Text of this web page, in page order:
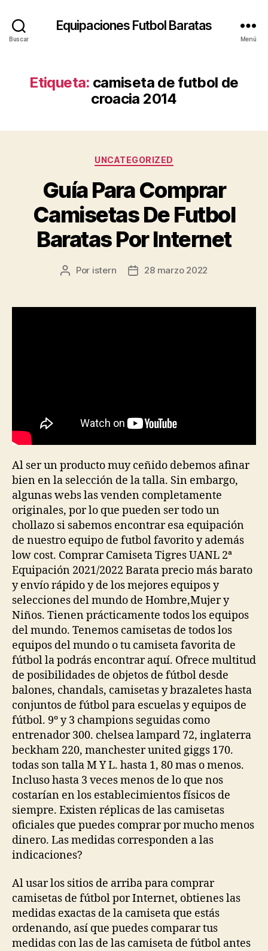
Buscar
Equipaciones Futbol Baratas
Menú
Etiqueta: camiseta de futbol de
croacia 2014
Categorías
UNCATEGORIZED
Guía Para Comprar
Camisetas De Futbol
Baratas Por Internet
Autor
entrada
Por istern
Fecha
entrada
28 marzo 2022
Al ser un producto muy ceñido debemos afinar
bien en la selección de la talla. Sin embargo,
algunas webs las venden completamente
originales, por lo que pueden ser todo un
chollazo si sabemos encontrar esa equipación
de nuestro equipo de futbol favorito y además
low cost. Comprar Camiseta Tigres UANL 2ª
Equipación 2021/2022 Barata precio más barato
y envío rápido y de los mejores equipos y
selecciones del mundo de Hombre,Mujer y
Niños. Tienen prácticamente todos los equipos
del mundo. Tenemos camisetas de todos los
equipos del mundo o tu camiseta favorita de
fútbol la podrás encontrar aquí. Ofrece multitud
de posibilidades de objetos de fútbol desde
balones, chandals, camisetas y brazaletes hasta
conjuntos de fútbol para escuelas y equipos de
fútbol. 9º y 3 champions seguidas como
entrenador 300. chelsea lampard 72, inglaterra
beckham 220, manchester united giggs 170.
todas son talla M Y L. hasta 1, 80 mas o menos.
Incluso hasta 3 veces menos de lo que nos
costarían en los establecimientos físicos de
siempre. Existen réplicas de las camisetas
oficiales que puedes comprar por mucho menos
dinero. Las medidas corresponden a las
indicaciones?
Al usar los sitios de arriba para comprar
camisetas de fútbol por Internet, obtienes las
medidas exactas de la camiseta que estás
ordenando, así que puedes comparar tus
medidas con las de las camiseta de fútbol antes